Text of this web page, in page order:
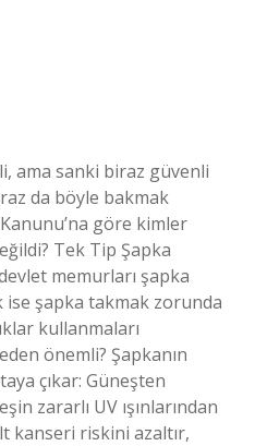
ama sanki biraz güvenli
da böyle bakmak
göre kimler
Tek Tip Şapka
memurları şapka
ise şapka takmak zorunda
kullanmaları
önemli? Şapkanın
çıkar: Güneşten
zararlı UV ışınlarından
kanseri riskini azaltır,